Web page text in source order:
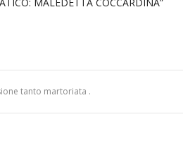
tanto martoriata .